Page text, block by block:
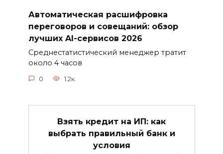
Автоматическая расшифровка
переговоров и совещаний: обзор
лучших AI-сервисов 2026
Среднестатистический менеджер тратит
около 4 часов
0 1.2к.
Взять кредит на ИП: как
выбрать правильный банк и
условия